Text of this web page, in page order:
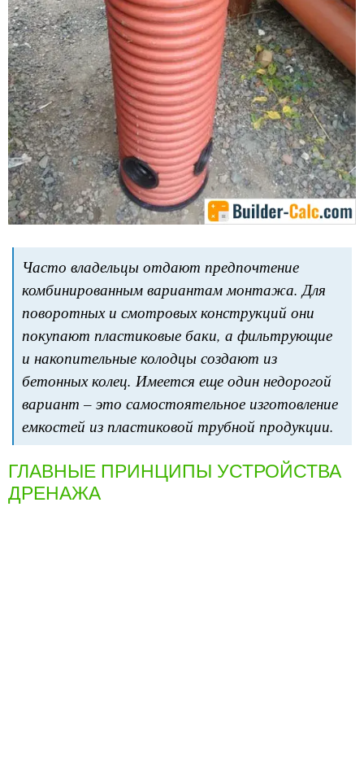
Часто владельцы отдают предпочтение
комбинированным вариантам монтажа. Для
поворотных и смотровых конструкций они
покупают пластиковые баки, а фильтрующие
и накопительные колодцы создают из
бетонных колец. Имеется еще один недорогой
вариант – это самостоятельное изготовление
емкостей из пластиковой трубной продукции.
ГЛАВНЫЕ ПРИНЦИПЫ УСТРОЙСТВА
ДРЕНАЖА